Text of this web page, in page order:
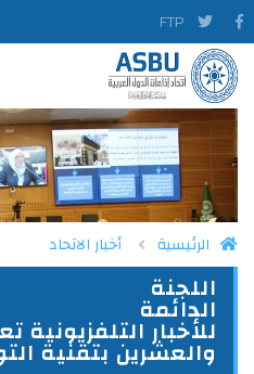
FTP
الرئيسية
أخبار الاتحاد
اللجنة
الدائمة
للأخبار التلفزيونية
والعشرين بتقنية